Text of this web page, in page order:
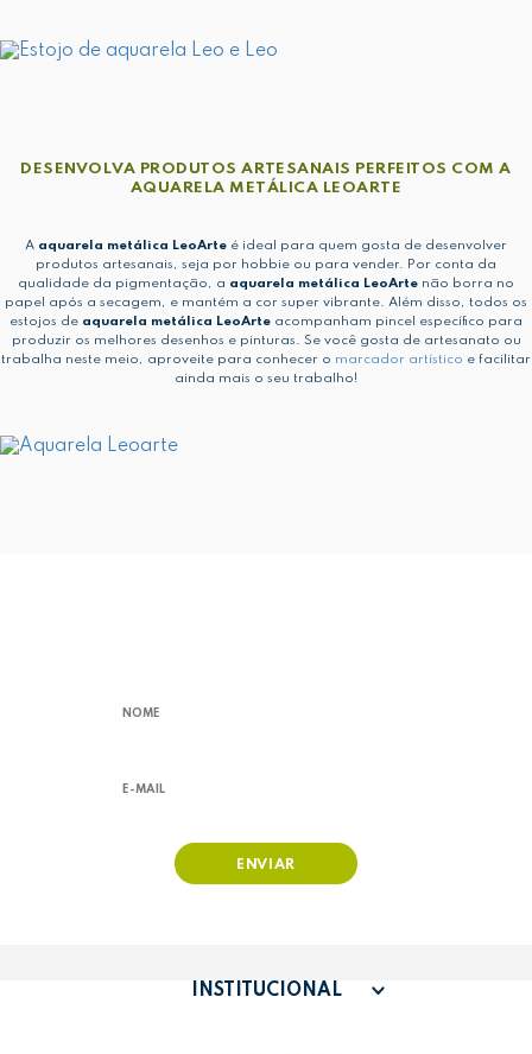
DESENVOLVA PRODUTOS ARTESANAIS PERFEITOS COM A
AQUARELA METÁLICA LEOARTE
A aquarela metálica LeoArte é ideal para quem gosta de desenvolver
produtos artesanais, seja por hobbie ou para vender. Por conta da
qualidade da pigmentação, a aquarela metálica LeoArte não borra no
papel após a secagem, e mantém a cor super vibrante. Além disso, todos os
estojos de aquarela metálica LeoArte acompanham pincel específico para
produzir os melhores desenhos e pinturas. Se você gosta de artesanato ou
trabalha neste meio, aproveite para conhecer o marcador artístico e facilitar
ainda mais o seu trabalho!
ENVIAR
INSTITUCIONAL